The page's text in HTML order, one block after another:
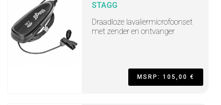
STAGG
Draadloze lavaliermicrofoonset
met zender en ontvanger
MSRP: 105,00 €